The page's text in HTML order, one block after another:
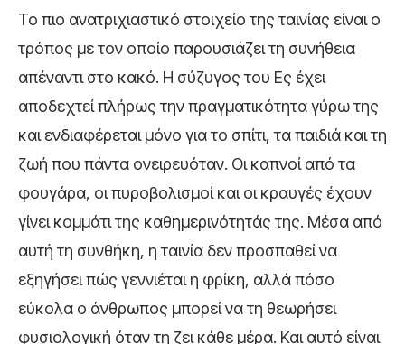
Το πιο ανατριχιαστικό στοιχείο της ταινίας είναι ο
τρόπος με τον οποίο παρουσιάζει τη συνήθεια
απέναντι στο κακό. Η σύζυγος του Ες έχει
αποδεχτεί πλήρως την πραγματικότητα γύρω της
και ενδιαφέρεται μόνο για το σπίτι, τα παιδιά και τη
ζωή που πάντα ονειρευόταν. Οι καπνοί από τα
φουγάρα, οι πυροβολισμοί και οι κραυγές έχουν
γίνει κομμάτι της καθημερινότητάς της. Μέσα από
αυτή τη συνθήκη, η ταινία δεν προσπαθεί να
εξηγήσει πώς γεννιέται η φρίκη, αλλά πόσο
εύκολα ο άνθρωπος μπορεί να τη θεωρήσει
φυσιολογική όταν τη ζει κάθε μέρα. Και αυτό είναι